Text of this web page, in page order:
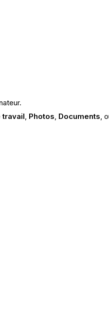
travail, Photos, Documents,